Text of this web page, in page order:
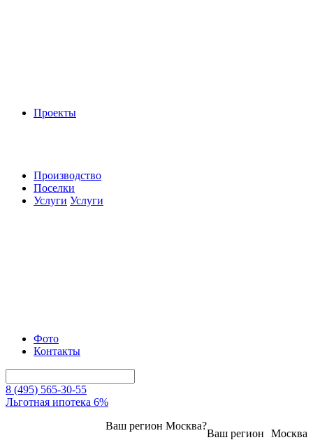
Проекты
Производство
Поселки
Услуги Услуги
Фото
Контакты
8 (495) 565-30-55
Льготная ипотека 6%
Москва
Ваш регион
Ваш регион Москва?